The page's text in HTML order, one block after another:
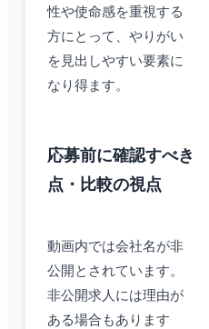
性や使命感を重視する
方にとって、やりがい
を見出しやすい要素に
なり得ます。
応募前に確認すべき
点・比較の視点
動画内では会社名が非
公開とされています。
非公開求人には理由が
ある場合もあります